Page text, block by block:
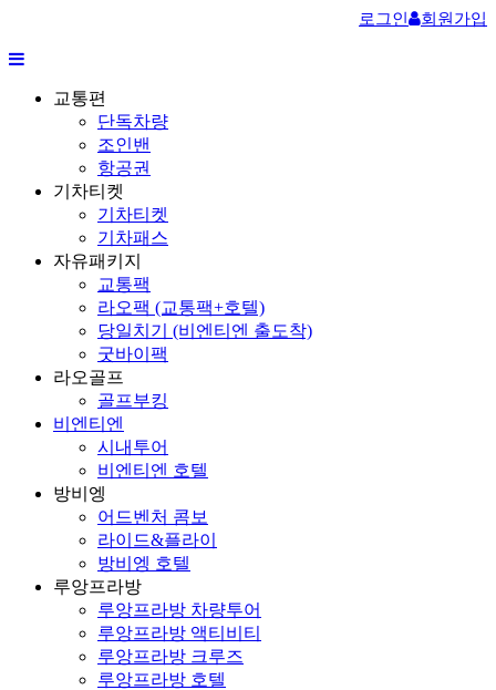
로그인 회원가입
교통편
단독차량
조인밴
항공권
기차티켓
기차티켓
기차패스
자유패키지
교통팩
라오팩 (교통팩+호텔)
당일치기 (비엔티엔 출도착)
굿바이팩
라오골프
골프부킹
비엔티엔
시내투어
비엔티엔 호텔
방비엥
어드벤처 콤보
라이드&플라이
방비엥 호텔
루앙프라방
루앙프라방 차량투어
루앙프라방 액티비티
루앙프라방 크루즈
루앙프라방 호텔